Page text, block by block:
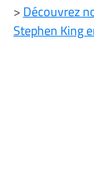
> Découvrez
Stephen King